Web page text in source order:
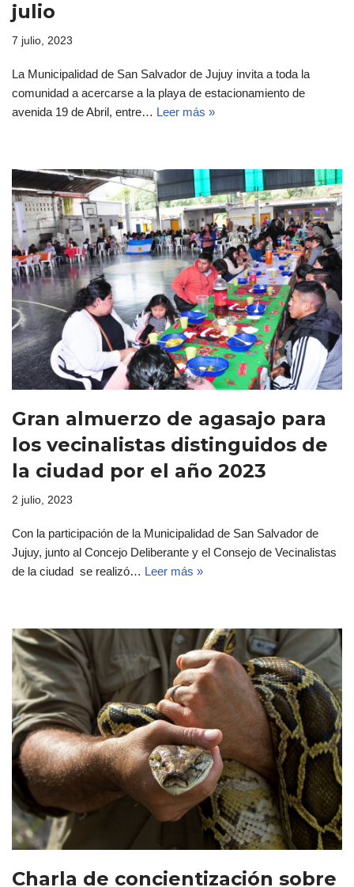
julio
7 julio, 2023
La Municipalidad de San Salvador de Jujuy invita a toda la
comunidad a acercarse a la playa de estacionamiento de
avenida 19 de Abril, entre… Leer más »
Gran almuerzo de agasajo para
los vecinalistas distinguidos de
la ciudad por el año 2023
2 julio, 2023
Con la participación de la Municipalidad de San Salvador de
Jujuy, junto al Concejo Deliberante y el Consejo de Vecinalistas
de la ciudad se realizó… Leer más »
Charla de concientización sobre